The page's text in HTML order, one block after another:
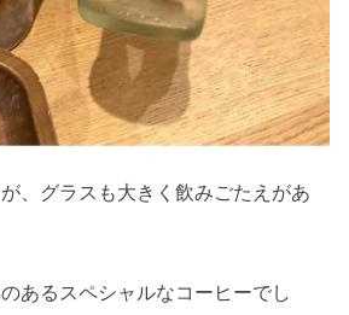
、グラスも大きく飲みごたえがあ
あるスペシャルなコーヒーでし